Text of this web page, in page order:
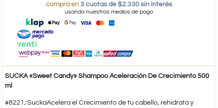
compra en 3 cuotas de $2.330 sin interés
usando nuestros medios de pago
SUCKA «Sweet Candy» Shampoo Aceleración De Crecimiento 500
ml
#8221; SuckaAcelera el Crecimiento de tu cabello, rehidrata y